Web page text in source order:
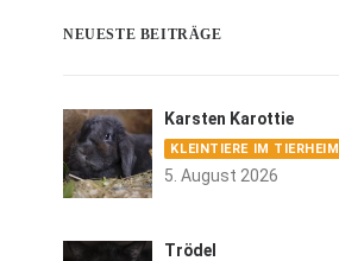
NEUESTE BEITRÄGE
Karsten Karottie
KLEINTIERE IM TIERHEIM
5. August 2026
Trödel